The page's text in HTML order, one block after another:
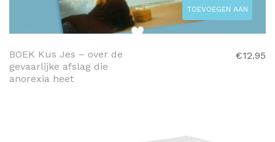
TOEVOEGEN AAN
BOEK Kus Jes – over de
gevaarlijke afslag die
anorexia heet
€12.95